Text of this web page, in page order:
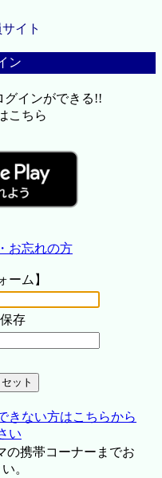
イト
ン
グインができる!!
こちら
お忘れの方
ーム】
存
きない方はこちらから
い
の携帯コーナーまでお
。